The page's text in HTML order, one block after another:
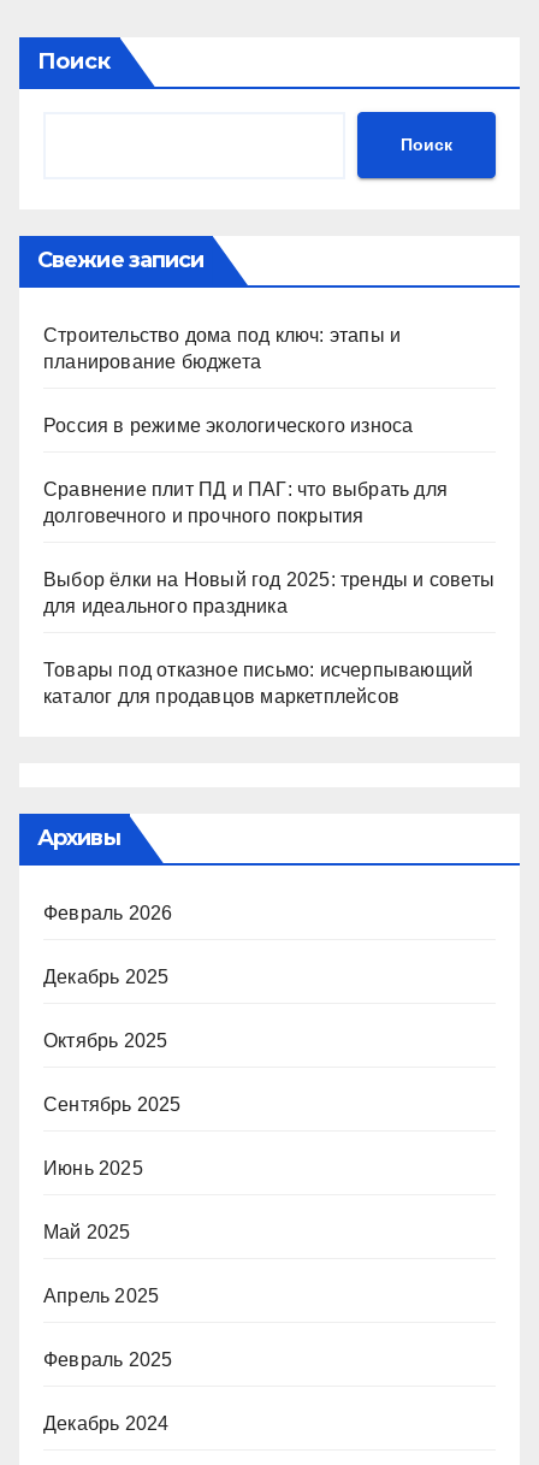
Поиск
Поиск
Свежие записи
Строительство дома под ключ: этапы и
планирование бюджета
Россия в режиме экологического износа
Сравнение плит ПД и ПАГ: что выбрать для
долговечного и прочного покрытия
Выбор ёлки на Новый год 2025: тренды и советы
для идеального праздника
Товары под отказное письмо: исчерпывающий
каталог для продавцов маркетплейсов
Архивы
Февраль 2026
Декабрь 2025
Октябрь 2025
Сентябрь 2025
Июнь 2025
Май 2025
Апрель 2025
Февраль 2025
Декабрь 2024